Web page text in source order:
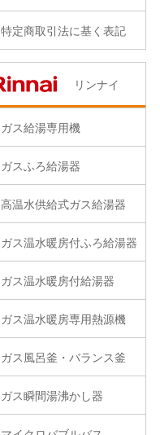
特定商取引法に基く表記
リンナイ
ガス給湯専用機
ガスふろ給湯器
高温水供給式ガス給湯器
ガス温水暖房付ふろ給湯器
ガス温水暖房付給湯器
ガス温水暖房専用熱源機
ガス風呂釜・バランス釜
ガス瞬間湯沸かし器